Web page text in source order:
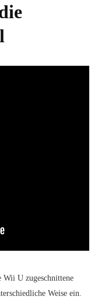
Wii U zugeschnittene
Weise ein.